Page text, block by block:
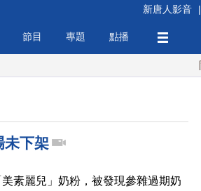
新唐人影音 |
節目 專題 點播
防
未下架
素麗兒」奶粉，被發現參雜過期奶